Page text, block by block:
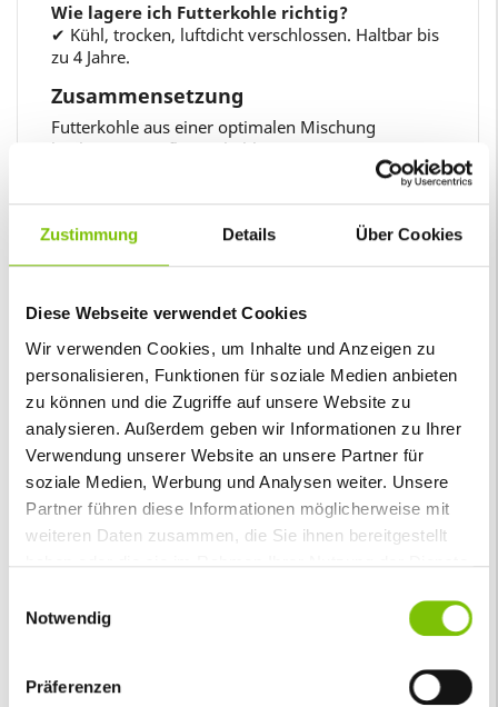
Zustimmung Details Über Cookies
Diese Webseite verwendet Cookies
Wir verwenden Cookies, um Inhalte und Anzeigen zu
personalisieren, Funktionen für soziale Medien anbieten
zu können und die Zugriffe auf unsere Website zu
analysieren. Außerdem geben wir Informationen zu Ihrer
Verwendung unserer Website an unsere Partner für
soziale Medien, Werbung und Analysen weiter. Unsere
Partner führen diese Informationen möglicherweise mit
weiteren Daten zusammen, die Sie ihnen bereitgestellt
Notwendig
Präferenzen
Wie lagere ich Futterkohle richtig?
✔ Kühl, trocken, luftdicht verschlossen. Haltbar bis
zu 4 Jahre.
Zusammensetzung
Futterkohle aus einer optimalen Mischung
hochwertiger Pflanzenkohlen:
20,9 ,Feuchtigkeit: 30 %, Calcium: 2,36 %, Phosphor:
0,3 %
CarboVerte Futterkohle kaufen – Für
👉 Jetzt CarboVerte Futterkohle für Rinder,
Schweine, Schafe & Geflügel direkt in unserem
Onlineshop kaufen und deiner Tierhaltung einen
natürlichen Boost geben.
💚Natürlich. Sicher. Effektiv.– CarboVerte
Futterkohle für Nutztiere.
Inverkehrbringer:CarboVerte GmbH,
Schneeberger Str. 43, 08309 Eibenstock
VIELLEICHT GEFÄLLT IHNEN AUCH